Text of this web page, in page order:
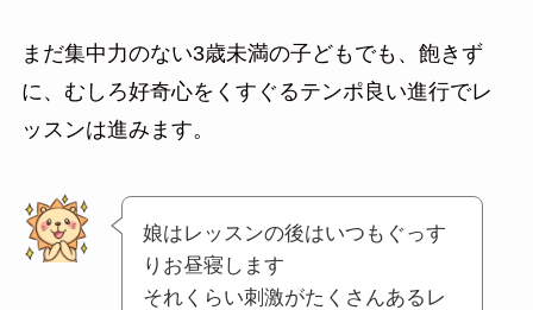
まだ集中力のない3歳未満の子どもでも、飽きず
に、むしろ好奇心をくすぐるテンポ良い進行でレ
ッスンは進みます。
娘はレッスンの後はいつもぐっす
りお昼寝します
それくらい刺激がたくさんあるレ